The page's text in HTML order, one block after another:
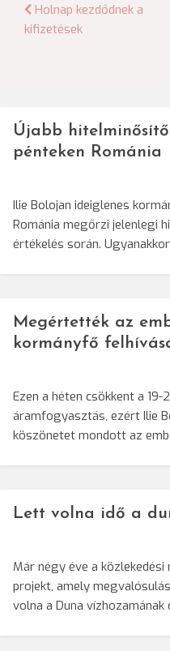
Bejegyzés
Holnap kezdődnek a
kifizetések
Újabb
pénteken Románia
Ilie Bolojan ideiglenes
Románia megőrzi jelenlegi
értékelés során.
Megértették az
kormányfő
Ezen a héten csökkent a
áramfogyasztás, ezért Ilie
köszönetet mondott az
Lett volna idő a
Már négy éve a
projekt, amely
volna a Duna